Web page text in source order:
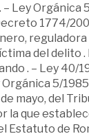
Ley Orgánica
1774/
del delito
. – Ley 40/
5/
mayo, del
la que
de